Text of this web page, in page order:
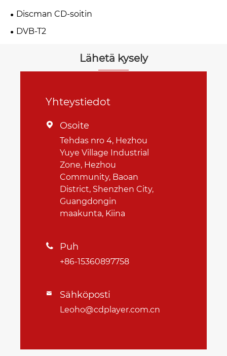
Discman CD-soitin
DVB-T2
Lähetä kysely
Yhteystiedot
 Osoite
Tehdas nro 4, Hezhou
Yuye Village Industrial
Zone, Hezhou
Community, Baoan
District, Shenzhen City,
Guangdongin
maakunta, Kiina
 Puh
+86-15360897758
 Sähköposti
Leoho@cdplayer.com.cn